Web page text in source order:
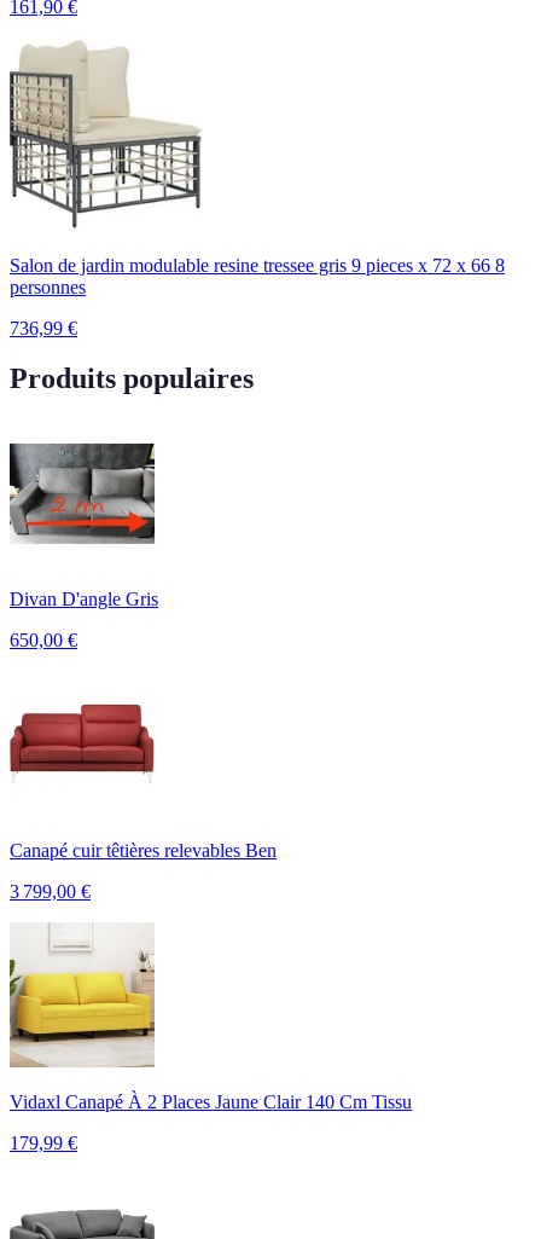
161,90 €
Salon de jardin modulable resine tressee gris 9 pieces x 72 x 66 8
personnes
736,99 €
Produits populaires
Divan D'angle Gris
650,00 €
Canapé cuir têtières relevables Ben
3 799,00 €
Vidaxl Canapé À 2 Places Jaune Clair 140 Cm Tissu
179,99 €